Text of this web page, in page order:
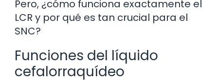
Pero, ¿cómo funciona exactamente el
LCR y por qué es tan crucial para el
SNC?
Funciones del líquido
cefalorraquídeo